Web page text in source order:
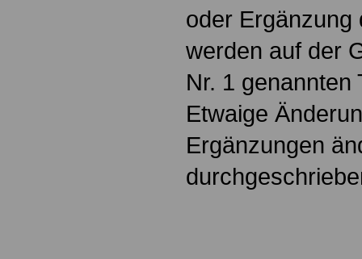
oder Ergänzung
werden auf der
Nr. 1 genannten
Etwaige
Ergänzungen